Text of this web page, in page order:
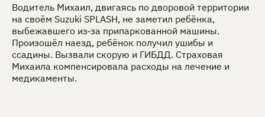
Водитель Михаил, двигаясь по дворовой территории
на своём Suzuki SPLASH, не заметил ребёнка,
выбежавшего из‑за припаркованной машины.
Произошёл наезд, ребёнок получил ушибы и
ссадины. Вызвали скорую и ГИБДД. Страховая
Михаила компенсировала расходы на лечение и
медикаменты.